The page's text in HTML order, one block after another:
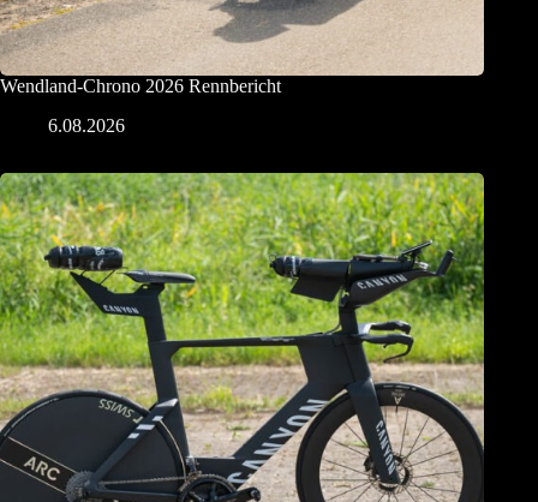
Wendland-Chrono 2026 Rennbericht
6.08.2026